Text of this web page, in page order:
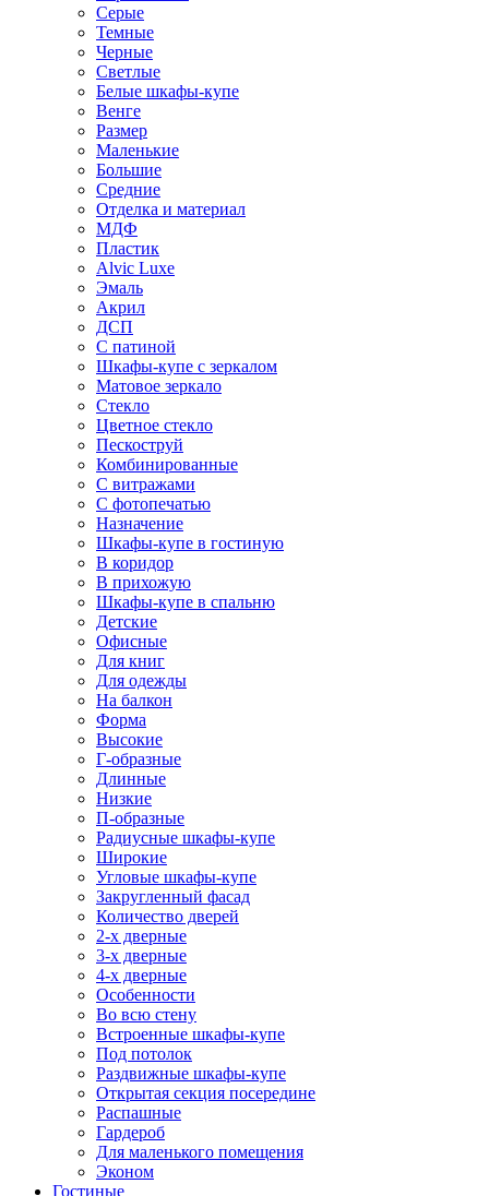
Серые
Темные
Черные
Светлые
Белые шкафы-купе
Венге
Размер
Маленькие
Большие
Средние
Отделка и материал
МДФ
Пластик
Alvic Luxe
Эмаль
Акрил
ДСП
С патиной
Шкафы-купе с зеркалом
Матовое зеркало
Стекло
Цветное стекло
Пескоструй
Комбинированные
С витражами
С фотопечатью
Назначение
Шкафы-купе в гостиную
В коридор
В прихожую
Шкафы-купе в спальню
Детские
Офисные
Для книг
Для одежды
На балкон
Форма
Высокие
Г-образные
Длинные
Низкие
П-образные
Радиусные шкафы-купе
Широкие
Угловые шкафы-купе
Закругленный фасад
Количество дверей
2-х дверные
3-х дверные
4-х дверные
Особенности
Во всю стену
Встроенные шкафы-купе
Под потолок
Раздвижные шкафы-купе
Открытая секция посередине
Распашные
Гардероб
Для маленького помещения
Эконом
Гостиные